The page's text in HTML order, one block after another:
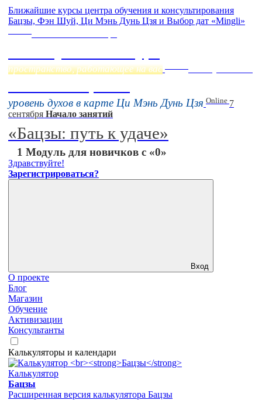
Ближайшие курсы центра обучения и консультирования
Бацзы, Фэн Шуй, Ци Мэнь Дунь Цзя и Выбор дат «Mingli»
пространство, работающее на вас
уровень духов в карте Ци Мэнь Дунь Цзя Online 7
сентября Начало занятий
«Бацзы: путь к удаче»
1 Модуль для новичков с «0»
Здравствуйте!
Зарегистрироваться?
Вход
О проекте
Блог
Магазин
Обучение
Активизации
Консультанты
Калькуляторы и календари
Калькулятор
Бацзы
Расширенная версия калькулятора Бацзы